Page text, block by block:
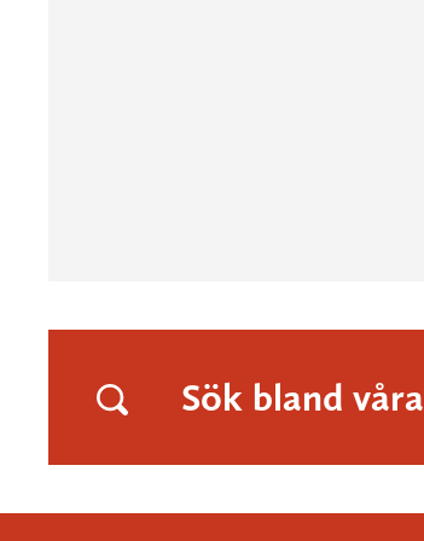
Sök bland våra